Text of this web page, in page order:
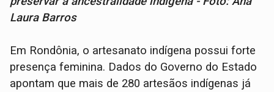
Laura Barros
Em Rondônia, o artesanato indígena possui forte
presença feminina. Dados do Governo do Estado
apontam que mais de 280 artesãos indígenas já